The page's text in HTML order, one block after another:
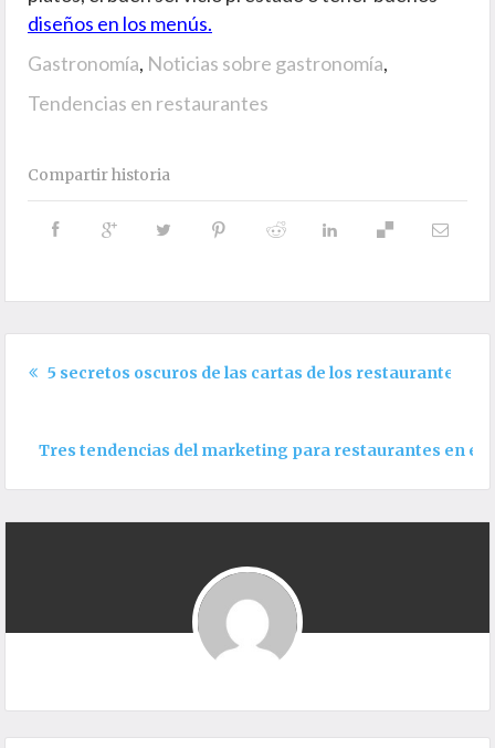
diseños en los menús.
Gastronomía, Noticias sobre gastronomía,
Tendencias en restaurantes
Compartir historia
5 secretos oscuros de las cartas de los restaurantes
Tres tendencias del marketing para restaurantes en el